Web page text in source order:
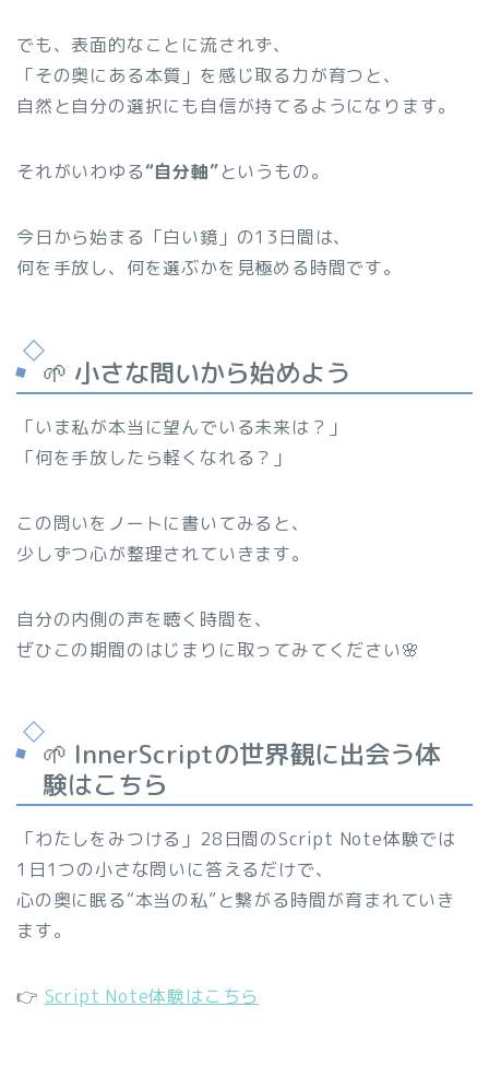
でも、表面的なことに流されず、
「その奥にある本質」を感じ取る力が育つと、
自然と自分の選択にも自信が持てるようになります。
それがいわゆる“自分軸”というもの。
今日から始まる「白い鏡」の13日間は、
何を手放し、何を選ぶかを見極める時間です。
🌱 小さな問いから始めよう
「いま私が本当に望んでいる未来は？」
「何を手放したら軽くなれる？」
この問いをノートに書いてみると、
少しずつ心が整理されていきます。
自分の内側の声を聴く時間を、
ぜひこの期間のはじまりに取ってみてください🌸
🌱 InnerScriptの世界観に出会う体
験はこちら
「わたしをみつける」28日間のScript Note体験では
1日1つの小さな問いに答えるだけで、
心の奥に眠る“本当の私”と繋がる時間が育まれていき
ます。
👉 Script Note体験はこちら